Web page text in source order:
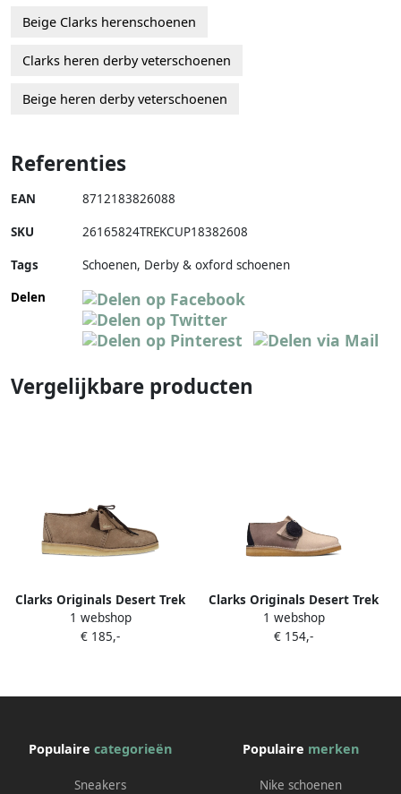
Beige Clarks herenschoenen
Clarks heren derby veterschoenen
Beige heren derby veterschoenen
Referenties
EAN 8712183826088
SKU 26165824TREKCUP18382608
Tags
Schoenen, Derby & oxford schoenen
Delen
Vergelijkbare producten
Clarks Originals Desert Trek
veterschoenen Beige
1 webshop
€ 185,-
Clarks Originals Desert Trek
veterschoenen Beige
1 webshop
€ 154,-
Populaire categorieën
Sneakers
Populaire merken
Nike schoenen